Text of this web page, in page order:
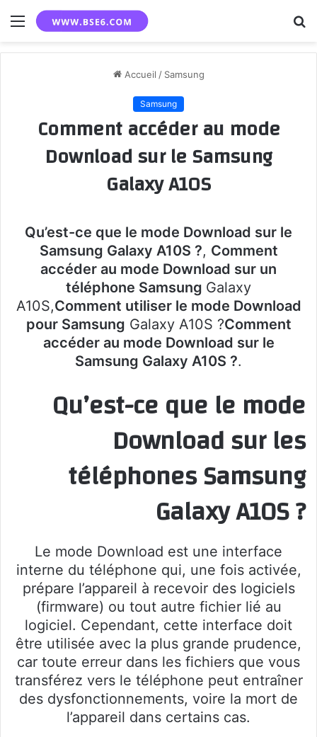
Menu
Accueil / Samsung
Samsung
Comment accéder au mode
Download sur le Samsung
Galaxy A10S
Qu’est-ce que le mode Download sur le
Samsung Galaxy A10S ?, Comment
accéder au mode Download sur un
téléphone Samsung Galaxy
A10S,Comment utiliser le mode Download
pour Samsung Galaxy A10S ?Comment
accéder au mode Download sur le
Samsung Galaxy A10S ?.
Qu’est-ce que le mode
Download sur les
téléphones Samsung
Galaxy A10S ?
Le mode Download est une interface
interne du téléphone qui, une fois activée,
prépare l’appareil à recevoir des logiciels
(firmware) ou tout autre fichier lié au
logiciel. Cependant, cette interface doit
être utilisée avec la plus grande prudence,
car toute erreur dans les fichiers que vous
transférez vers le téléphone peut entraîner
des dysfonctionnements, voire la mort de
l’appareil dans certains cas.